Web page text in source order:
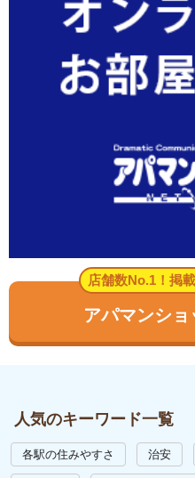
店舗数No.1！掲
アパマンショ
人気のキーワード一覧
各駅の住みやすさ 治安